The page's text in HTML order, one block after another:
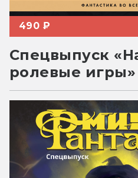
490 ₽
Спецвыпуск
ролевые игры»